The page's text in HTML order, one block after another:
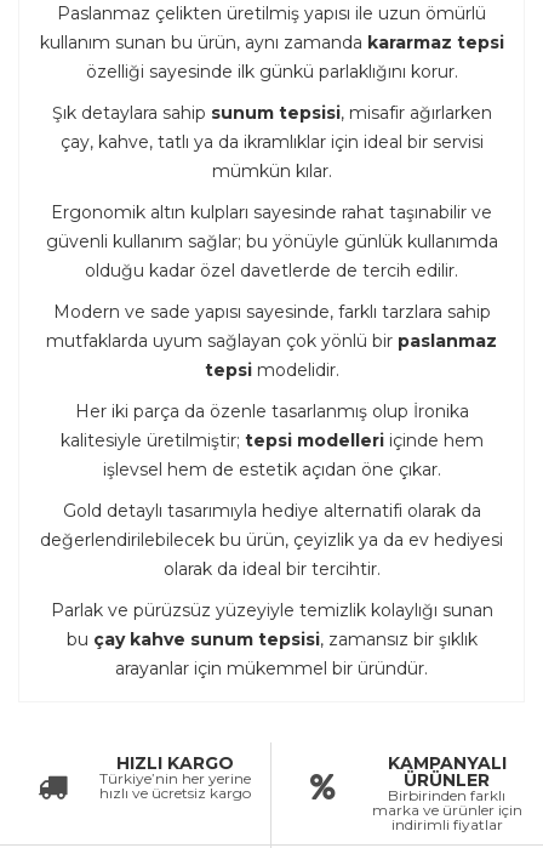
Paslanmaz çelikten üretilmiş yapısı ile uzun ömürlü
kullanım sunan bu ürün, aynı zamanda kararmaz tepsi
özelliği sayesinde ilk günkü parlaklığını korur.
Şık detaylara sahip sunum tepsisi, misafir ağırlarken
çay, kahve, tatlı ya da ikramlıklar için ideal bir servisi
mümkün kılar.
Ergonomik altın kulpları sayesinde rahat taşınabilir ve
güvenli kullanım sağlar; bu yönüyle günlük kullanımda
olduğu kadar özel davetlerde de tercih edilir.
Modern ve sade yapısı sayesinde, farklı tarzlara sahip
mutfaklarda uyum sağlayan çok yönlü bir paslanmaz
tepsimodelidir.
Her iki parça da özenle tasarlanmış olup İronika
kalitesiyle üretilmiştir; tepsi modelleriiçinde hem
işlevsel hem de estetik açıdan öne çıkar.
Gold detaylı tasarımıyla hediye alternatifi olarak da
değerlendirilebilecek bu ürün, çeyizlik ya da ev hediyesi
olarak da ideal bir tercihtir.
Parlak ve pürüzsüz yüzeyiyle temizlik kolaylığı sunan
bu çay kahve sunum tepsisi, zamansız bir şıklık
arayanlar için mükemmel bir üründür.
HIZLI KARGO
Türkiye’nin her yerine
hızlı ve ücretsiz kargo
KAMPANYALI
ÜRÜNLER
Birbirinden farklı
marka ve ürünler için
indirimli fiyatlar